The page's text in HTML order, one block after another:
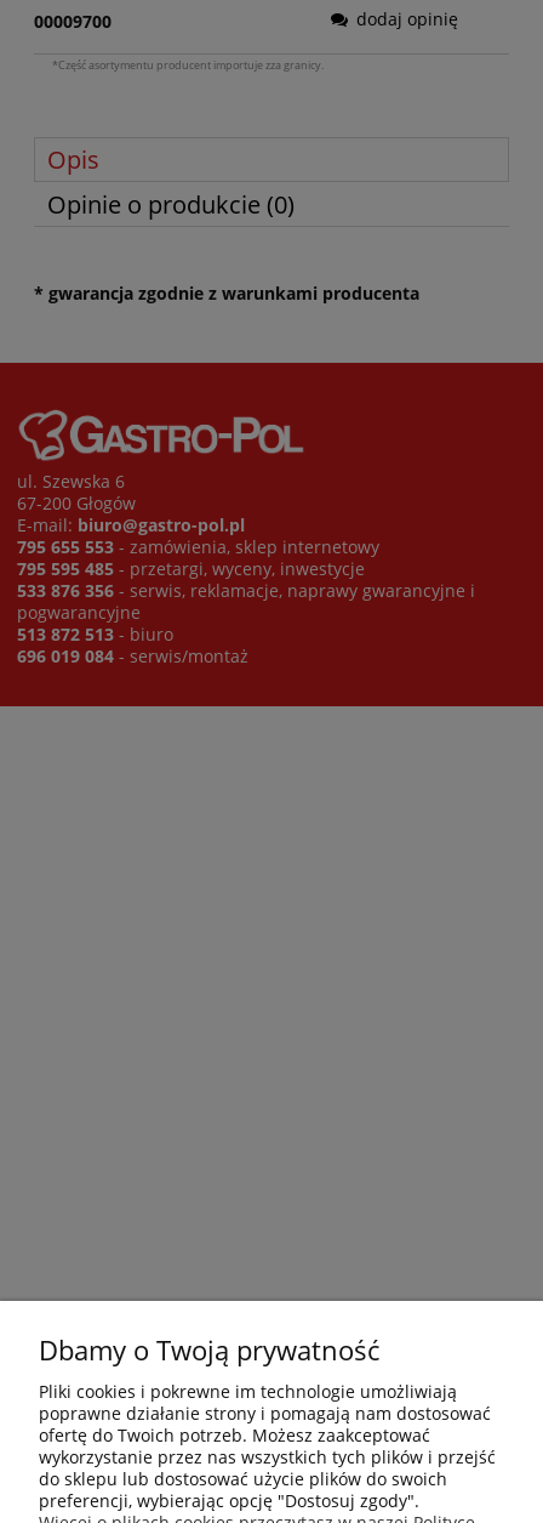
00009700
dodaj opinię
*Część asortymentu producent importuje zza granicy.
Opis
Opinie o produkcie (0)
* gwarancja zgodnie z warunkami producenta
ul. Szewska 6
67-200 Głogów
E-mail: biuro@gastro-pol.pl
795 655 553 - zamówienia, sklep internetowy
795 595 485 - przetargi, wyceny, inwestycje
533 876 356 - serwis, reklamacje, naprawy gwarancyjne i
pogwarancyjne
513 872 513 - biuro
696 019 084 - serwis/montaż
Płatności i dostawa
Dbamy o Twoją prywatność
Pliki cookies i pokrewne im technologie umożliwiają
poprawne działanie strony i pomagają nam dostosować
ofertę do Twoich potrzeb. Możesz zaakceptować
wykorzystanie przez nas wszystkich tych plików i przejść
do sklepu lub dostosować użycie plików do swoich
preferencji, wybierając opcję "Dostosuj zgody".